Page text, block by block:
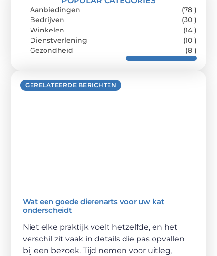
GERELATEERDE BERICHTEN
Wat een goede dierenarts voor uw kat
onderscheidt
Niet elke praktijk voelt hetzelfde, en het
verschil zit vaak in details die pas opvallen
bij een bezoek. Tijd nemen voor uitleg,
Aanbiedingen
(78 )
Bedrijven
(30 )
Winkelen
(14 )
Dienstverlening
(10 )
Gezondheid
(8 )